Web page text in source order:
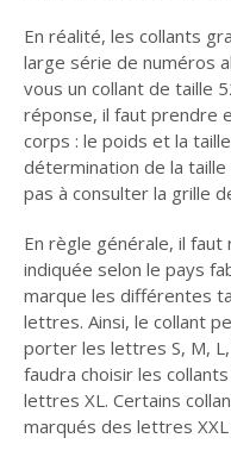
En réalité, les collants
large série de numéros
vous un collant de taille
réponse, il faut prendre
corps : le poids et la
détermination de la taille
pas à consulter la grille
En règle générale, il
indiquée selon le pays
marque les différentes
lettres. Ainsi, le collant
porter les lettres S, M,
faudra choisir les
lettres XL. Certains
marqués des lettres XXL